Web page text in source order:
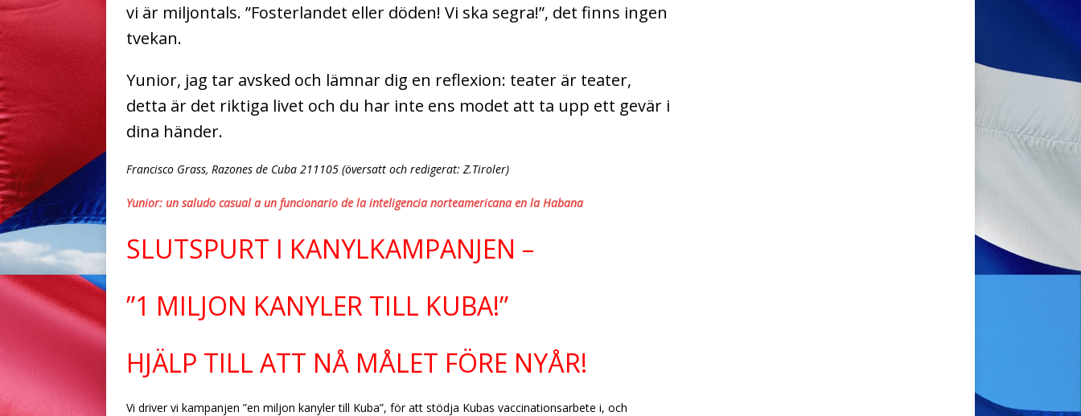
vi är miljontals. ”Fosterlandet eller döden! Vi ska segra!”, det finns ingen
tvekan.
Yunior, jag tar avsked och lämnar dig en reflexion: teater är teater,
detta är det riktiga livet och du har inte ens modet att ta upp ett gevär i
dina händer.
Francisco Grass, Razones de Cuba 211105 (översatt och redigerat: Z.Tiroler)
Yunior: un saludo casual a un funcionario de la inteligencia norteamericana en la Habana
SLUTSPURT I KANYLKAMPANJEN –
”1 MILJON KANYLER TILL KUBA!”
HJÄLP TILL ATT NÅ MÅLET FÖRE NYÅR!
Vi driver vi kampanjen ”en miljon kanyler till Kuba”, för att stödja Kubas vaccinationsarbete i, och